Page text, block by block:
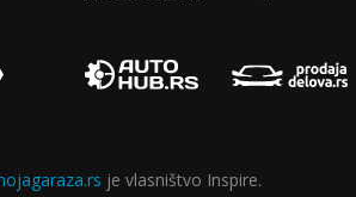
je vlasništvo Inspire.